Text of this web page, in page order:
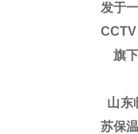
发于
旗下
山东
苏保